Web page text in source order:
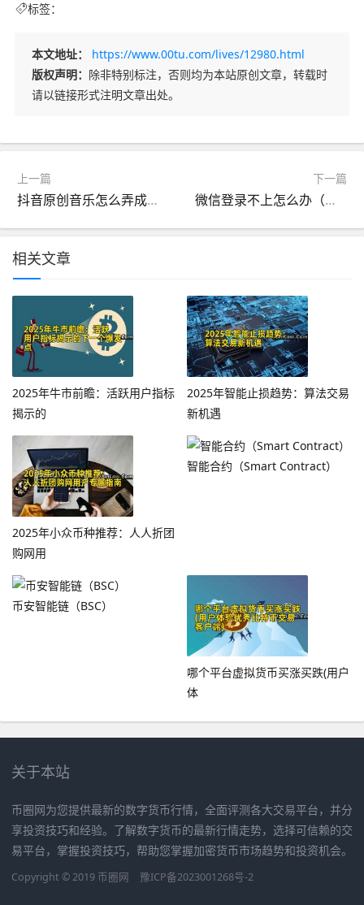
标签：
本文地址：
https://www.00tu.com/lives/12980.html
版权声明： 除非特别标注，否则均为本站原创文章，转载时
请以链接形式注明文章出处。
上一篇
抖音原创音乐怎么弄成自己的原创（抖音怎么弄成自己的创作原声）
下一篇
微信登录不上怎么办（微信登录不上怎么办没有好友验证）
相关文章
2025年牛市前瞻：活跃用户指标
揭示的
2025年智能止损趋势：算法交易
新机遇
2025年小众币种推荐：人人折团
购网用
智能合约（Smart Contract）
币安智能链（BSC）
哪个平台虚拟货币买涨买跌(用户
体
关于本站
币圈网为您提供最新的数字货币行情，全面评测各大交易平台，并分
享投资技巧和经验。了解数字货币的最新行情走势，选择可信赖的交
易平台，掌握投资技巧，帮助您掌握加密货币市场趋势和投资机会。
Copyright © 2019 币圈网 豫ICP备2023001268号-2